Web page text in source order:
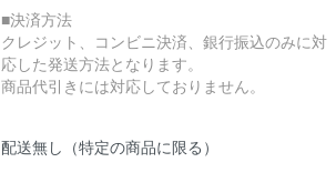
■決済方法
クレジット、コンビニ決済、銀行振込のみに対
応した発送方法となります。
商品代引きには対応しておりません。
配送無し（特定の商品に限る）